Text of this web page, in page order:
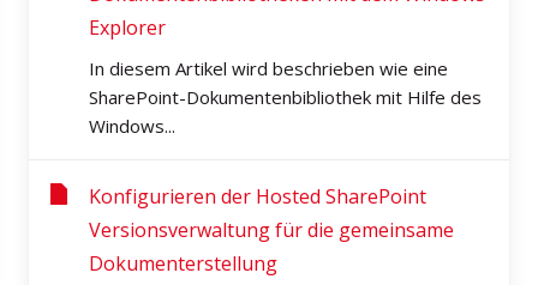
Explorer
In diesem Artikel wird beschrieben wie eine
SharePoint-Dokumentenbibliothek mit Hilfe des
Windows...
Konfigurieren der Hosted SharePoint
Versionsverwaltung für die gemeinsame
Dokumenterstellung